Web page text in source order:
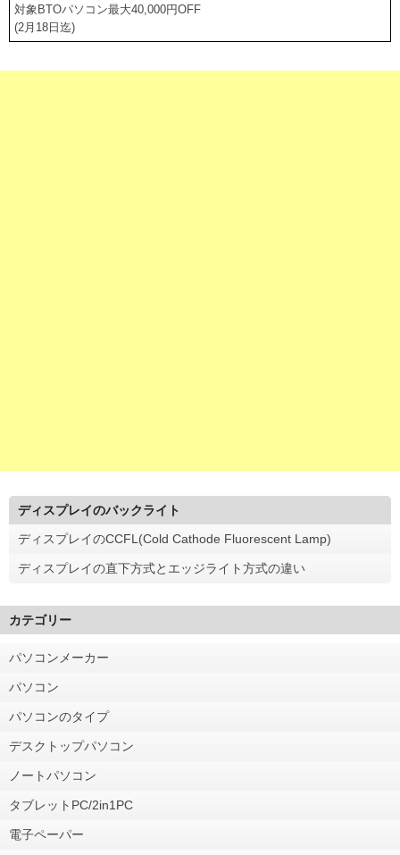
対象BTOパソコン最大40,000円OFF
(2月18日迄)
ディスプレイのバックライト
ディスプレイのCCFL(Cold Cathode Fluorescent Lamp)
ディスプレイの直下方式とエッジライト方式の違い
カテゴリー
パソコンメーカー
パソコン
パソコンのタイプ
デスクトップパソコン
ノートパソコン
タブレットPC/2in1PC
電子ペーパー